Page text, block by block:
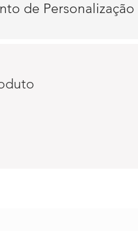
de Personalização